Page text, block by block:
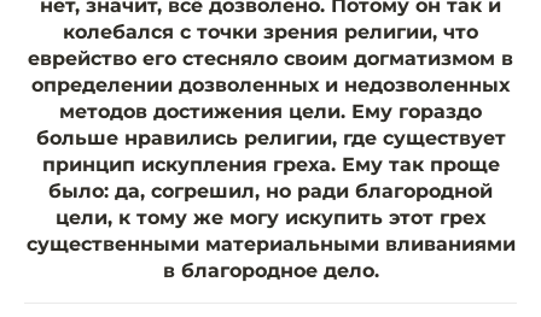
нет, значит, всё дозволено. Потому он так и
колебался с точки зрения религии, что
еврейство его стесняло своим догматизмом в
определении дозволенных и недозволенных
методов достижения цели. Ему гораздо
больше нравились религии, где существует
принцип искупления греха. Ему так проще
было: да, согрешил, но ради благородной
цели, к тому же могу искупить этот грех
существенными материальными вливаниями
в благородное дело.